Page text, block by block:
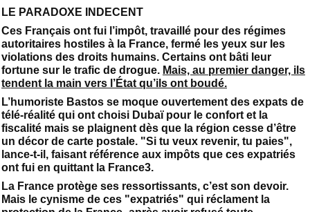
LE PARADOXE INDECENT
Ces Français ont fui l’impôt, travaillé pour des régimes
autoritaires hostiles à la France, fermé les yeux sur les
violations des droits humains. Certains ont bâti leur
fortune sur le trafic de drogue. Mais, au premier danger, ils
tendent la main vers l’État qu’ils ont boudé.
L’humoriste Bastos se moque ouvertement des expats de
télé-réalité qui ont choisi Dubaï pour le confort et la
fiscalité mais se plaignent dès que la région cesse d’être
un décor de carte postale. "Si tu veux revenir, tu paies",
lance-t-il, faisant référence aux impôts que ces expatriés
ont fui en quittant la France3.
La France protège ses ressortissants, c’est son devoir.
Mais le cynisme de ces "expatriés" qui réclament la